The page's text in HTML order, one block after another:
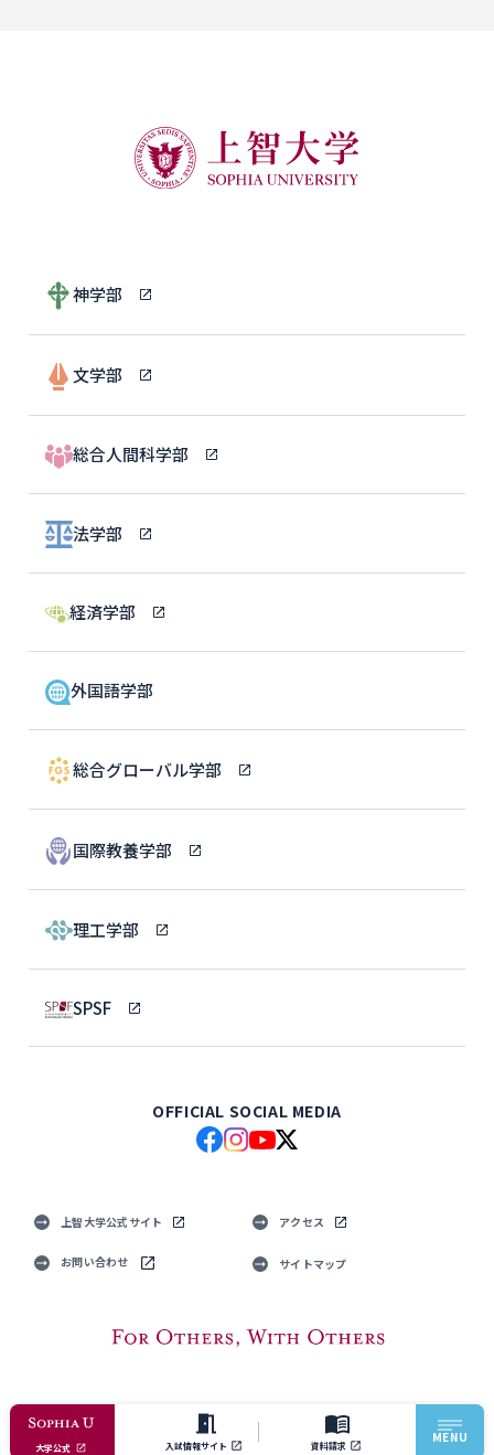
大学公式 入試情報サイト 資料請求
MENU
神学部
文学部
総合人間科学部
法学部
経済学部
外国語学部
総合グローバル学部
国際教養学部
理工学部
SPSF
OFFICIAL SOCIAL MEDIA
上智大学公式サイト アクセス
お問い合わせ サイトマップ
© Sophia University. All Rights Reserved.